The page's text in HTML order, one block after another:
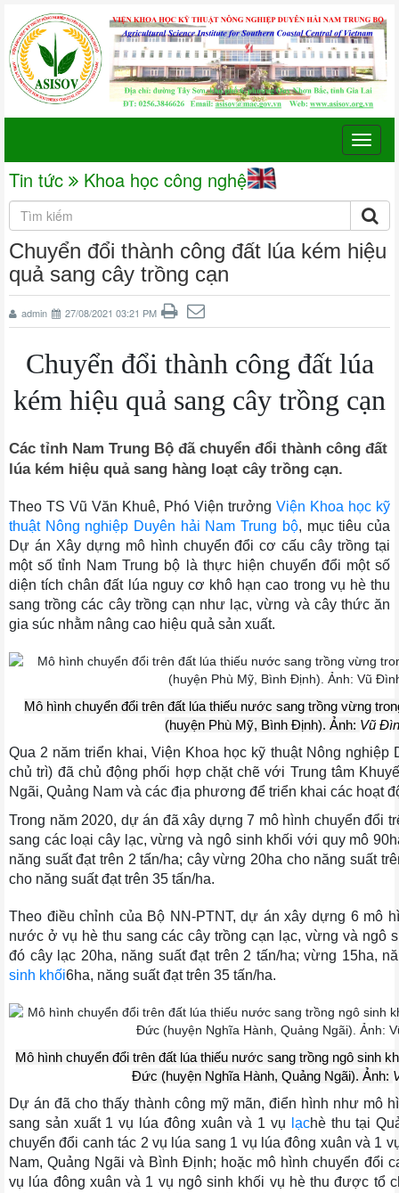
Toggle
Tin tức Khoa học công nghệ
Chuyển đổi thành công đất lúa kém hiệu
quả sang cây trồng cạn
admin 27/08/2021 03:21 PM
Chuyển đổi thành công đất lúa
kém hiệu quả sang cây trồng cạn
Các tỉnh Nam Trung Bộ đã chuyển đổi thành công đất
lúa kém hiệu quả sang hàng loạt cây trồng cạn.
Theo TS Vũ Văn Khuê, Phó Viện trưởng Viện Khoa học kỹ
thuật Nông nghiệp Duyên hải Nam Trung bộ, mục tiêu của
Dự án Xây dựng mô hình chuyển đổi cơ cấu cây trồng tại
một số tỉnh Nam Trung bộ là thực hiện chuyển đổi một số
diện tích chân đất lúa nguy cơ khô hạn cao trong vụ hè thu
sang trồng các cây trồng cạn như lạc, vừng và cây thức ăn
gia súc nhằm nâng cao hiệu quả sản xuất.
Mô hình chuyển đổi trên đất lúa thiếu nước sang trồng vừng
(huyện Phù Mỹ, Bình Định). Ảnh: Vũ
Qua 2 năm triển khai, Viện Khoa học kỹ thuật Nông nghiệp
chủ trì) đã chủ động phối hợp chặt chẽ với Trung tâm
Ngãi, Quảng Nam và các địa phương để triển khai các hoạt
Trong năm 2020, dự án đã xây dựng 7 mô hình chuyển đổi
sang các loại cây lạc, vừng và ngô sinh khối với quy mô
năng suất đạt trên 2 tấn/ha; cây vừng 20ha cho năng suất
cho năng suất đạt trên 35 tấn/ha.
Theo điều chỉnh của Bộ NN-PTNT, dự án xây dựng 6 mô
nước ở vụ hè thu sang các cây trồng cạn lạc, vừng và ngô
đó cây lạc 20ha, năng suất đạt trên 2 tấn/ha; vừng 15ha,
sinh khối6ha, năng suất đạt trên 35 tấn/ha.
Mô hình chuyển đổi trên đất lúa thiếu nước sang trồng ngô sinh
Đức (huyện Nghĩa Hành, Quảng Ngãi). Ảnh:
Dự án đã cho thấy thành công mỹ mãn, điển hình như mô
sang sản xuất 1 vụ lúa đông xuân và 1 vụ
lạchè thu tại
chuyển đổi canh tác 2 vụ lúa sang 1 vụ lúa đông xuân và 1
Nam, Quảng Ngãi và Bình Định; hoặc mô hình chuyển đổi
vụ lúa đông xuân và 1 vụ ngô sinh khối vụ hè thu được tổ